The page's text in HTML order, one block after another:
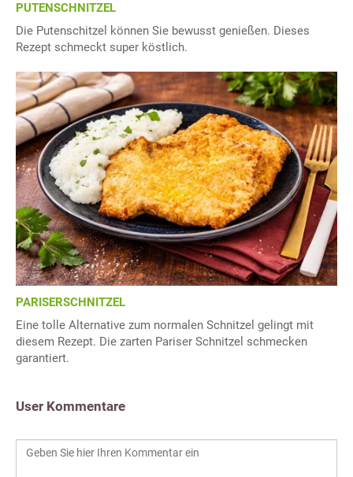
PUTENSCHNITZEL
Die Putenschitzel können Sie bewusst genießen. Dieses
Rezept schmeckt super köstlich.
PARISERSCHNITZEL
Eine tolle Alternative zum normalen Schnitzel gelingt mit
diesem Rezept. Die zarten Pariser Schnitzel schmecken
garantiert.
User Kommentare